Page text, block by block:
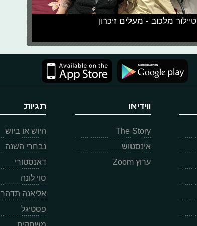
טיילור מלכוב - מעלים זיכרון
ווידיאו
The Story
אינסטוש
ערוץ Zoom
תגיות
היוש או ביוש
נבחרי השנה
דאנסטורי
סוי לונה
אליאנה תדהר
פסטיגל